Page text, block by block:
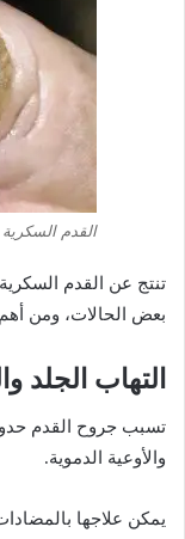
القدم السكرية
تنتج عن القدم
بعض الحالات، ومن
التهاب الجلد
تسبب جروح القدم
والأوعية الدموية.
يمكن علاجها